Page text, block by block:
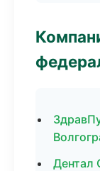
Дентал